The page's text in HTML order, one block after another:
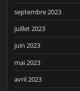
septembre 2023
juillet 2023
juin 2023
mai 2023
avril 2023